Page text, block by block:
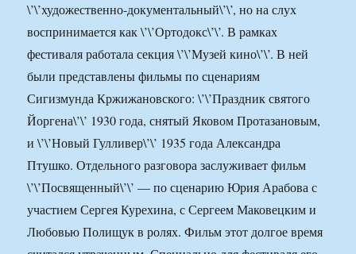
\’\’художественно-документальный\’\’, но на слух
воспринимается как \’\’Ортодокс\’\’. В рамках
фестиваля работала секция \’\’Музей кино\’\’. В ней
были представлены фильмы по сценариям
Сигизмунда Кржижановского: \’\’Праздник святого
Йоргена\’\’ 1930 года, снятый Яковом Протазановым,
и \’\’Новый Гулливер\’\’ 1935 года Александра
Птушко. Отдельного разговора заслуживает фильм
\’\’Посвященный\’\’ — по сценарию Юрия Арабова с
участием Сергея Курехина, с Сергеем Маковецким и
Любовью Полищук в ролях. Фильм этот долгое время